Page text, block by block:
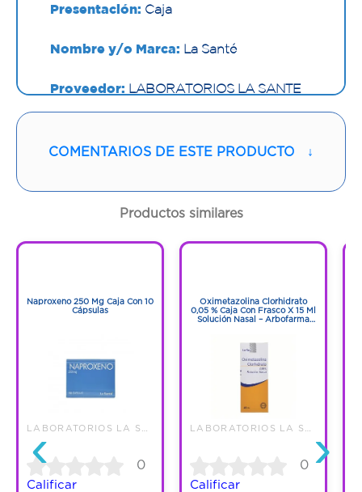
Presentación: Caja
Nombre y/o Marca: La Santé
Proveedor: LABORATORIOS LA SANTE
S A
Vía de administración:ORAL
Contenido:1 Und
COMENTARIOS DE ESTE PRODUCTO ↓
Productos similares
‹
Naproxeno 250 Mg Caja Con 10
Cápsulas
0
Calificar
Oximetazolina Clorhidrato
0,05 % Caja Con Frasco X 15 Ml
Solución Nasal – Arbofarma
0
Calificar
›